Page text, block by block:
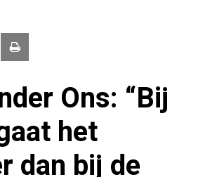
Ons: “Bij
het
dan bij de